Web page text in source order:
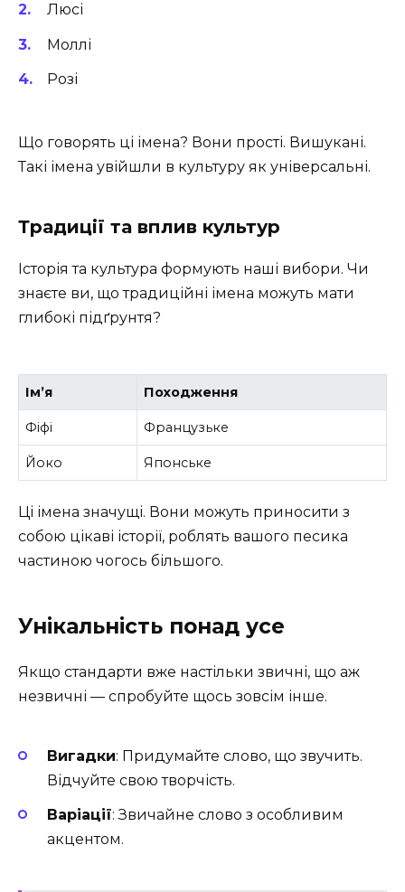
Люсі
Моллі
Розі
Що говорять ці імена? Вони прості. Вишукані.
Такі імена увійшли в культуру як універсальні.
Традиції та вплив культур
Історія та культура формують наші вибори. Чи
знаєте ви, що традиційні імена можуть мати
глибокі підґрунтя?
Ім’я Походження
Фіфі Французьке
Йоко Японське
Ці імена значущі. Вони можуть приносити з
собою цікаві історії, роблять вашого песика
частиною чогось більшого.
Унікальність понад усе
Якщо стандарти вже настільки звичні, що аж
незвичні — спробуйте щось зовсім інше.
Вигадки: Придумайте слово, що звучить.
Відчуйте свою творчість.
Варіації: Звичайне слово з особливим
акцентом.